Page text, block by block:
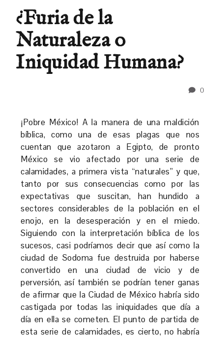
¿Furia de la
Naturaleza o
Iniquidad Humana?
0
¡Pobre México! A la manera de una maldición
bíblica, como una de esas plagas que nos
cuentan que azotaron a Egipto, de pronto
México se vio afectado por una serie de
calamidades, a primera vista “naturales” y que,
tanto por sus consecuencias como por las
expectativas que suscitan, han hundido a
sectores considerables de la población en el
enojo, en la desesperación y en el miedo.
Siguiendo con la interpretación bíblica de los
sucesos, casi podríamos decir que así como la
ciudad de Sodoma fue destruida por haberse
convertido en una ciudad de vicio y de
perversión, así también se podrían tener ganas
de afirmar que la Ciudad de México habría sido
castigada por todas las iniquidades que día a
día en ella se cometen. El punto de partida de
esta serie de calamidades, es cierto, no habría